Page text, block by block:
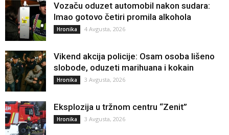
Vozaču oduzet automobil nakon sudara:
Imao gotovo četiri promila alkohola
Hronika 4 Avgusta, 2026
Vikend akcija policije: Osam osoba lišeno
slobode, oduzeti marihuana i kokain
Hronika 3 Avgusta, 2026
Eksplozija u tržnom centru “Zenit”
Hronika 3 Avgusta, 2026